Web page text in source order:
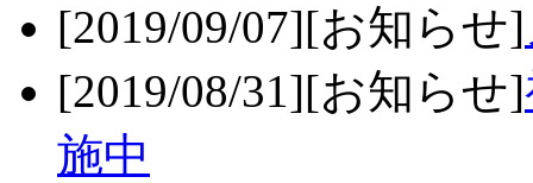
[2019/09/07][お知らせ]
[2019/08/31][お知らせ]
施中